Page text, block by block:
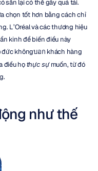
sẵn lại có thể gây quá tải.
chọn tốt hơn bằng cách chỉ
L’Oréal và các thương hiệu
kinh để biến điều này
điều họ thực sự muốn, từ đó
như thế